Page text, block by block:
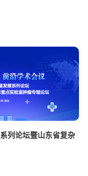
列论坛暨山东省复杂